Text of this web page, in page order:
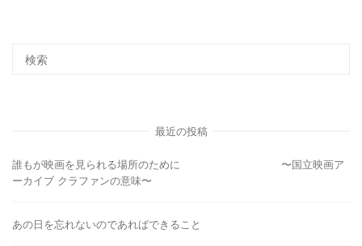
最近の投稿
誰もが映画を見られる場所のために 〜国立映画ア
ーカイブ クラファンの意味〜
あの日を忘れないのであればできること